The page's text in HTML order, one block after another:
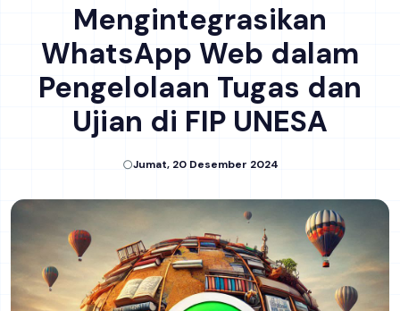
Mengintegrasikan
WhatsApp Web dalam
Pengelolaan Tugas dan
Ujian di FIP UNESA
Jumat, 20 Desember 2024